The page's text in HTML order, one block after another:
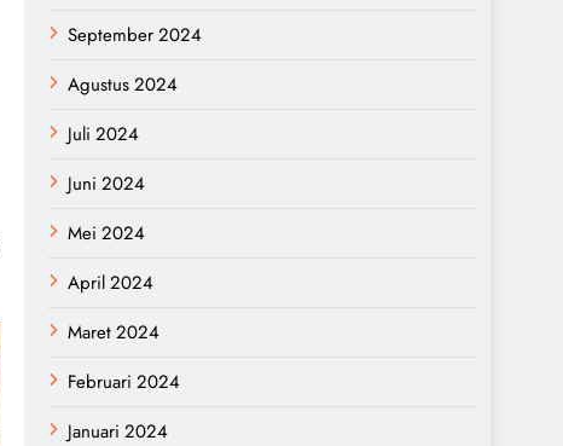
September 2024
Agustus 2024
Juli 2024
Juni 2024
Mei 2024
April 2024
Maret 2024
Februari 2024
Januari 2024